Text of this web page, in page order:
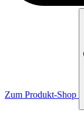
Zum Produkt-Shop